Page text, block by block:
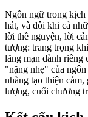
Ngôn ngữ trong
hát, và đôi khi cả
lời thề nguyện, lời
tượng: trang trọng
lãng mạn dành riêng
"nặng nhẹ" của
nhàng tạo thiện
lượng, cuối chương